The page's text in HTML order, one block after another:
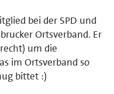
bei der SPD und
Ortsverband. Er
um die
im Ortsverband so
bittet :)